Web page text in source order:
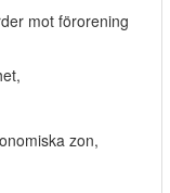
mot förorening
zon,